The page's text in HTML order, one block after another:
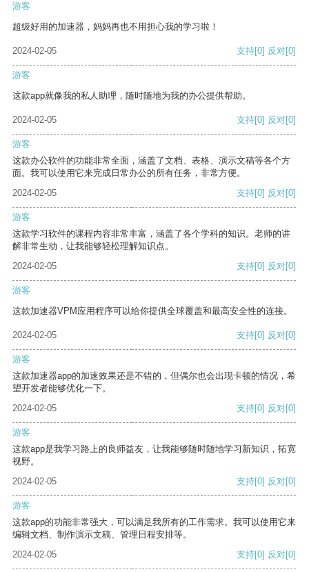
游客
超级好用的加速器，妈妈再也不用担心我的学习啦！
2024-02-05 支持[0] 反对[0]
游客
这款app就像我的私人助理，随时随地为我的办公提供帮助。
2024-02-05 支持[0] 反对[0]
游客
这款办公软件的功能非常全面，涵盖了文档、表格、演示文稿等各个方
面。我可以使用它来完成日常办公的所有任务，非常方便。
2024-02-05
支持[0] 反对[0]
游客
这款学习软件的课程内容非常丰富，涵盖了各个学科的知识。老师的讲
解非常生动，让我能够轻松理解知识点。
2024-02-05
支持[0] 反对[0]
游客
这款加速器VPM应用程序可以给你提供全球覆盖和最高安全性的连接。
2024-02-05 支持[0] 反对[0]
游客
这款加速器app的加速效果还是不错的，但偶尔也会出现卡顿的情况，希
望开发者能够优化一下。
2024-02-05
支持[0] 反对[0]
游客
这款app是我学习路上的良师益友，让我能够随时随地学习新知识，拓宽
视野。
2024-02-05
支持[0] 反对[0]
游客
这款app的功能非常强大，可以满足我所有的工作需求。我可以使用它来
编辑文档、制作演示文稿、管理日程安排等。
2024-02-05
支持[0] 反对[0]